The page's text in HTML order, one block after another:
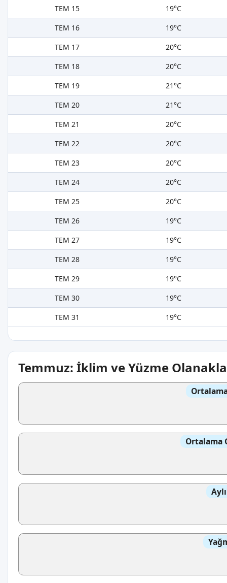
TEM 15
19°C
TEM 16
19°C
TEM 17
20°C
TEM 18
20°C
TEM 19
21°C
TEM 20
21°C
TEM 21
20°C
TEM 22
20°C
TEM 23
20°C
TEM 24
20°C
TEM 25
20°C
TEM 26
19°C
TEM 27
19°C
TEM 28
19°C
TEM 29
19°C
TEM 30
19°C
TEM 31
19°C
Temmuz: İklim ve Yüzme
Ortalama
Ortalama